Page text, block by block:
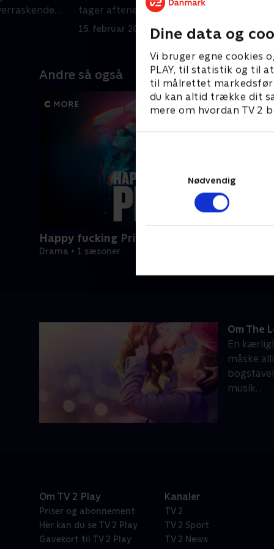
Dine data og
Vi bruger egne cookies
PLAY, til statistik og til
til målrettet
du kan altid trække dit
mere om hvordan TV 2
Nødvendig
tager aftenen en uventet og
ubehagelig drejning
15. februar 2024 • 26 min
Andre så også
Happy fucking Pride
Drama • 1 sæsoner
Om The
En
måske
musik. .
Om TV 2 Play
Priser og abonnement
Her kan du se TV 2 Play
Gavekort til TV 2 Play
Kanaler
TV 2
TV 2 Sport
TV 2 News